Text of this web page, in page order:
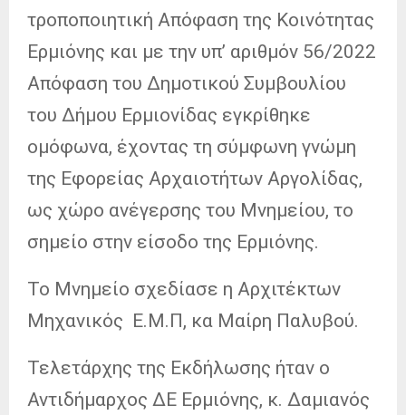
τροποποιητική Απόφαση της Κοινότητας
Ερμιόνης και με την υπ’ αριθμόν 56/2022
Απόφαση του Δημοτικού Συμβουλίου
του Δήμου Ερμιονίδας εγκρίθηκε
ομόφωνα, έχοντας τη σύμφωνη γνώμη
της Εφορείας Αρχαιοτήτων Αργολίδας,
ως χώρο ανέγερσης του Μνημείου, το
σημείο στην είσοδο της Ερμιόνης.
Το Μνημείο σχεδίασε η Αρχιτέκτων
Μηχανικός Ε.Μ.Π, κα Μαίρη Παλυβού.
Τελετάρχης της Εκδήλωσης ήταν ο
Αντιδήμαρχος ΔΕ Ερμιόνης, κ. Δαμιανός